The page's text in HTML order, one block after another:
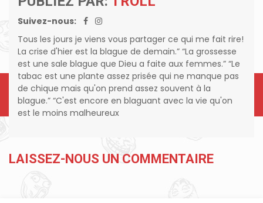
Suivez-nous:
Tous les jours je viens vous partager ce qui me fait rire!
La crise d'hier est la blague de demain.” “La grossesse
est une sale blague que Dieu a faite aux femmes.” “Le
tabac est une plante assez prisée qui ne manque pas
de chique mais qu'on prend assez souvent à la
blague.” “C'est encore en blaguant avec la vie qu'on
est le moins malheureux
LAISSEZ-NOUS UN COMMENTAIRE